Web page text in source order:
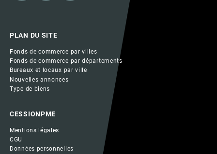
PLAN DU SITE
Fonds de commerce par villes
Fonds de commerce par départements
Bureaux et locaux par ville
Nouvelles annonces
Type de biens
CESSIONPME
Mentions légales
CGU
Données personnelles